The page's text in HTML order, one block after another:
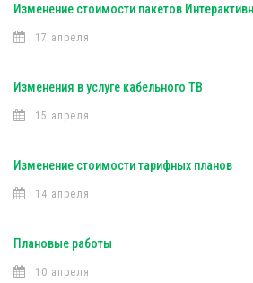
Изменение стоимости пакетов
17 апреля
Изменения в услуге кабельного ТВ
15 апреля
Изменение стоимости тарифных планов
14 апреля
Плановые работы
10 апреля